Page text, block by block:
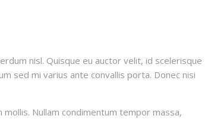
nisl. Quisque eu auctor velit, id scelerisque
sed mi varius ante convallis porta. Donec nisi
Nullam condimentum tempor massa,